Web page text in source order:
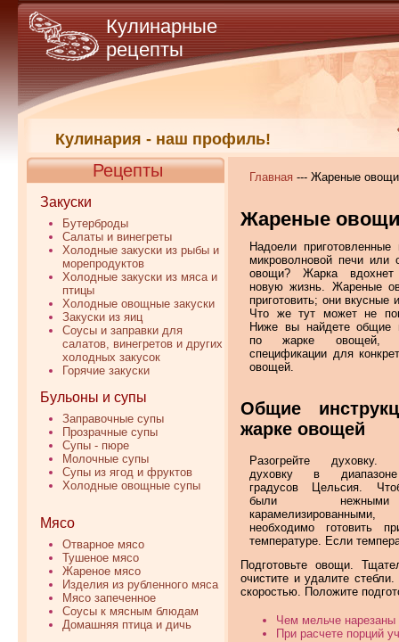
Кулинария - наш профиль!
Кулинарные
рецепты
Рецепты
Закуски
Бутерброды
Салаты и винегреты
Холодные закуски из рыбы и
морепродуктов
Холодные закуски из мяса и
птицы
Холодные овощные закуски
Закуски из яиц
Соусы и заправки для
салатов, винегретов и других
холодных закусок
Горячие закуски
Бульоны и супы
Заправочные супы
Прозрачные супы
Супы - пюре
Молочные супы
Супы из ягод и фруктов
Холодные овощные супы
Мясо
Отварное мясо
Тушеное мясо
Жареное мясо
Изделия из рубленного мяса
Мясо запеченное
Соусы к мясным блюдам
Домашняя птица и дичь
Главная --- Жареные овощи
Жареные
Надоели
микроволновой печи или
овощи? Жарка
новую жизнь. Жареные
приготовить; они вкусные
Что же тут может не
Ниже вы найдете общие
по жарке овощей,
спецификации для
овощей.
Общие
жарке овощей
Разогрейте духовку.
духовку в
градусов Цельсия.
были
необходимо готовить
температуре. Если
Подготовьте овощи.
очистите и удалите
скоростью. Положите
Чем мельче нарезаны
При расчете порций